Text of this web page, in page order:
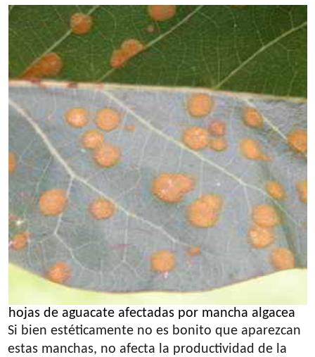
hojas de aguacate afectadas por mancha algacea
Si bien estéticamente no es bonito que aparezcan
estas manchas, no afecta la productividad de la